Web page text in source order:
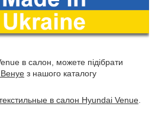
в салон, можете підібрати
з нашого каталогу
в салон Hyundai Venue